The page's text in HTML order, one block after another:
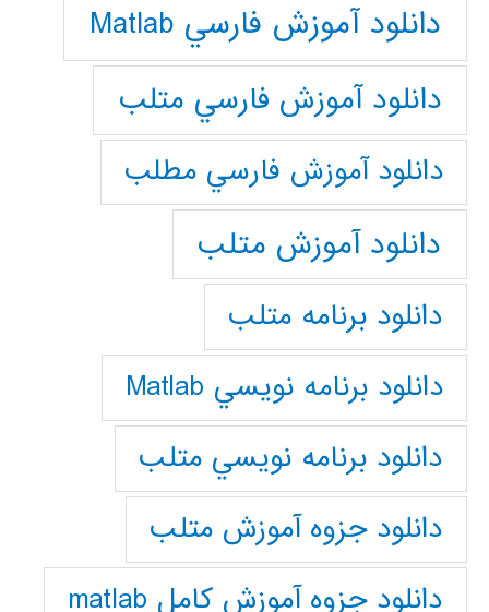
دانلود آموزش فارسي Matlab
دانلود آموزش فارسي متلب
دانلود آموزش فارسي مطلب
دانلود آموزش متلب
دانلود برنامه متلب
دانلود برنامه نويسي Matlab
دانلود برنامه نويسي متلب
دانلود جزوه آموزش متلب
دانلود جزوه آموزش کامل matlab